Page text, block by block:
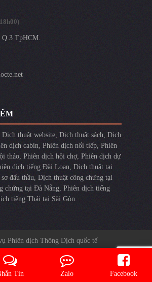
TpHCM.
Dịch thuật website Dịch thuật sách Dịch
dịch cabin Phiên dịch nối tiếp Phiên
thảo Phiên dịch hội chợ, Phiên dịch dự
dịch tiếng Đài Loan Dịch thuật tại
đấu thầu
Dịch thuật công chứng tại
chứng tại Đà Nẵng Phiên dịch tiếng
tiếng Thái tại Sài Gòn
Phiên dịch Thông Dịch quốc tế
Tin Zalo Facebook